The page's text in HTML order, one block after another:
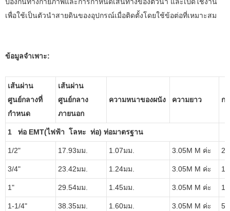
ป้องกันทางกายภาพและการกำหนดเส้นทางของตัวนำ และเปิดใช้งาน
เพื่อใช้เป็นตัวนำสายดินของอุปกรณ์เมื่อติดตั้งโดยใช้ข้อต่อที่เหมาะสม
ข้อมูลจำเพาะ:
เส้นผ่าน
ศูนย์กลางที่
กำหนด
เส้นผ่าน
ศูนย์กลาง
ภายนอก
ความหนาของผนัง ความยาว ก
1 ท่อ EMT(ไฟฟ้า โลหะ ท่อ) ท่อมาตรฐาน
1/2" 17.93มม. 1.07มม. 3.05M M ค่ะ
3/4" 23.42มม. 1.24มม. 3.05M M ค่ะ
1" 29.54มม. 1.45มม. 3.05M M ค่ะ
1-1/4" 38.35มม. 1.60มม. 3.05M M ค่ะ 5